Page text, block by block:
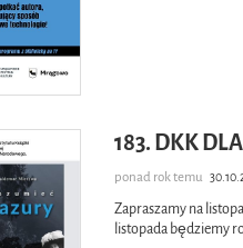
183. DKK
ponad rok temu
Zapraszamy na
listopada będziemy